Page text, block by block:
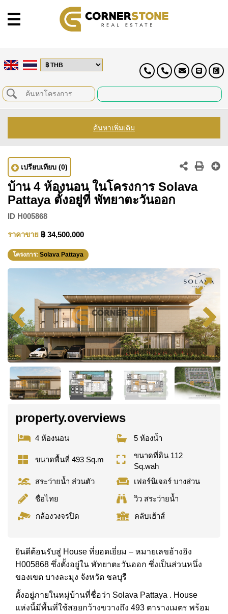
ค้นหาเพิ่มเติม
เปรียบเทียบ (0)
บ้าน 4 ห้องนอน ในโครงการ Solava
Pattaya ตั้งอยู่ที่ พัทยาตะวันออก
ID H005868
ราคาขาย ฿ 34,500,000
โครงการ: Solava Pattaya
property.overviews
4 ห้องนอน 5 ห้องน้ำ
ขนาดพื้นที่ 493 Sq.m
ขนาดที่ดิน 112
Sq.wah
สระว่ายน้ำ ส่วนตัว
เฟอร์นิเจอร์ บางส่วน
ชื่อไทย
วิว สระว่ายน้ำ
กล้องวงจรปิด
คลับเฮ้าส์
ยินดีต้อนรับสู่ House ที่ยอดเยี่ยม – หมายเลขอ้างอิง
H005868 ซึ่งตั้งอยู่ใน พัทยาตะวันออก ซึ่งเป็นส่วนหนึ่ง
ของเขต บางละมุง จังหวัด ชลบุรี
ตั้งอยู่ภายในหมู่บ้านที่ชื่อว่า Solava Pattaya . House
แห่งนี้มีพื้นที่ใช้สอยกว้างขวางถึง 493 ตารางเมตร พร้อม